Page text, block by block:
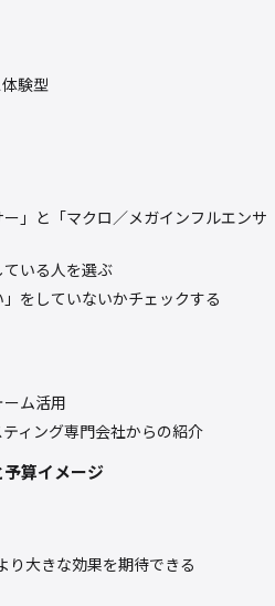
験型
」と「マクロ／メガインフルエンサ
いる人を選ぶ
をしていないかチェックする
ム活用
ィング専門会社からの紹介
算イメージ
り大きな効果を期待できる